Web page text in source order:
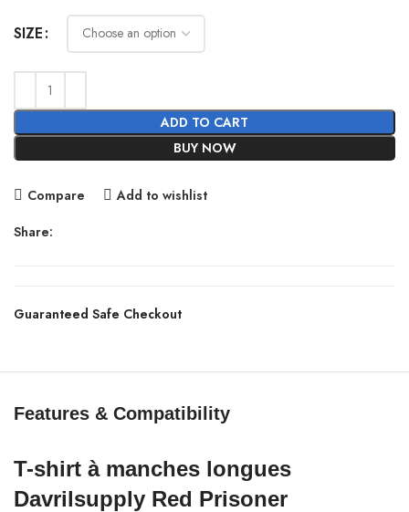
was:
€79.00.
is:
€35.00.
SIZE
ADD TO CART
BUY NOW
Compare Add to wishlist
Share:
Guaranteed Safe Checkout
Features & Compatibility
T-shirt à manches longues
Davrilsupply Red Prisoner